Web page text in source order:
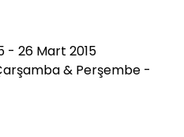
- 26 Mart 2015
& Perşembe -